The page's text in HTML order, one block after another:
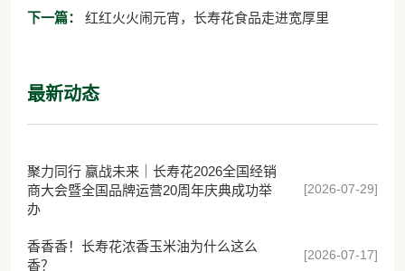
中国行南京推介会
下一篇： 红红火火闹元宵，长寿花食品走进宽厚里
最新动态
聚力同行 赢战未来｜长寿花2026全国经销
商大会暨全国品牌运营20周年庆典成功举
办
[2026-07-29]
香香香！长寿花浓香玉米油为什么这么
香？
[2026-07-17]